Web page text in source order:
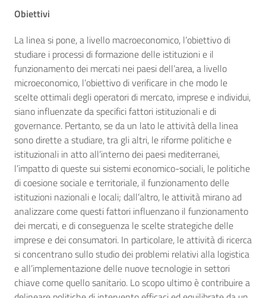
Obiettivi
La linea si pone, a livello macroeconomico, l’obiettivo di
studiare i processi di formazione delle istituzioni e il
funzionamento dei mercati nei paesi dell’area, a livello
microeconomico, l’obiettivo di verificare in che modo le
scelte ottimali degli operatori di mercato, imprese e individui,
siano influenzate da specifici fattori istituzionali e di
governance. Pertanto, se da un lato le attività della linea
sono dirette a studiare, tra gli altri, le riforme politiche e
istituzionali in atto all’interno dei paesi mediterranei,
l’impatto di queste sui sistemi economico-sociali, le politiche
di coesione sociale e territoriale, il funzionamento delle
istituzioni nazionali e locali; dall’altro, le attività mirano ad
analizzare come questi fattori influenzano il funzionamento
dei mercati, e di conseguenza le scelte strategiche delle
imprese e dei consumatori. In particolare, le attività di ricerca
si concentrano sullo studio dei problemi relativi alla logistica
e all’implementazione delle nuove tecnologie in settori
chiave come quello sanitario. Lo scopo ultimo è contribuire a